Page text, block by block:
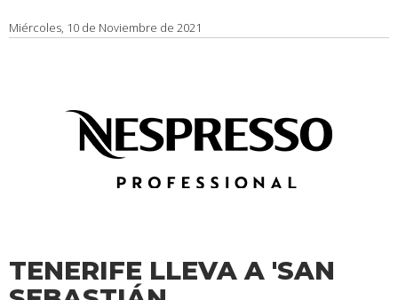
Miércoles, 10 de Noviembre de 2021
TENERIFE LLEVA A 'SAN